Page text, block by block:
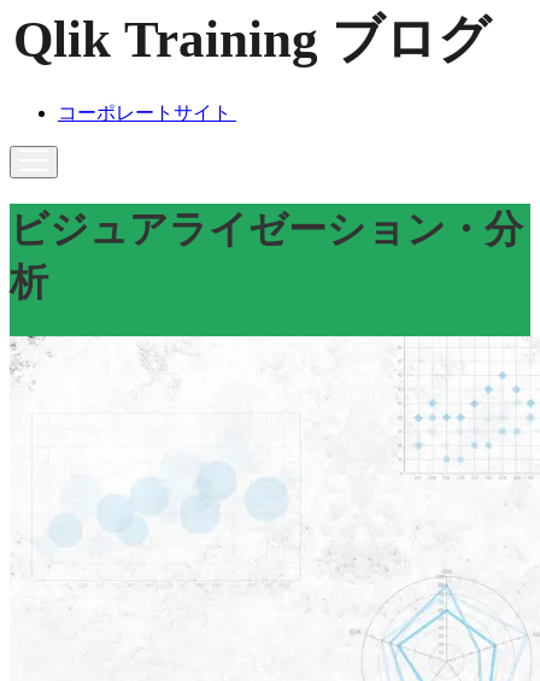
コーポレートサイト
ビジュアライゼーション・分
析